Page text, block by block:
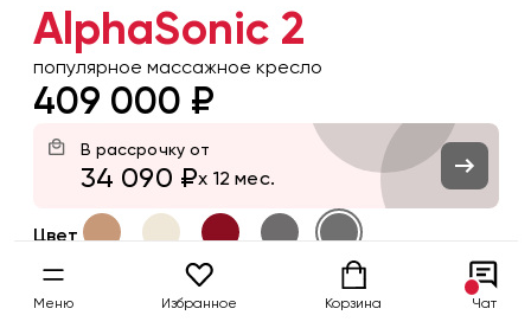
AlphaSonic 2
популярное массажное кресло
409 000 ₽
В рассрочку от
34 090 ₽x 12 мес.
Цвет
Меню Избранное Корзина Чат